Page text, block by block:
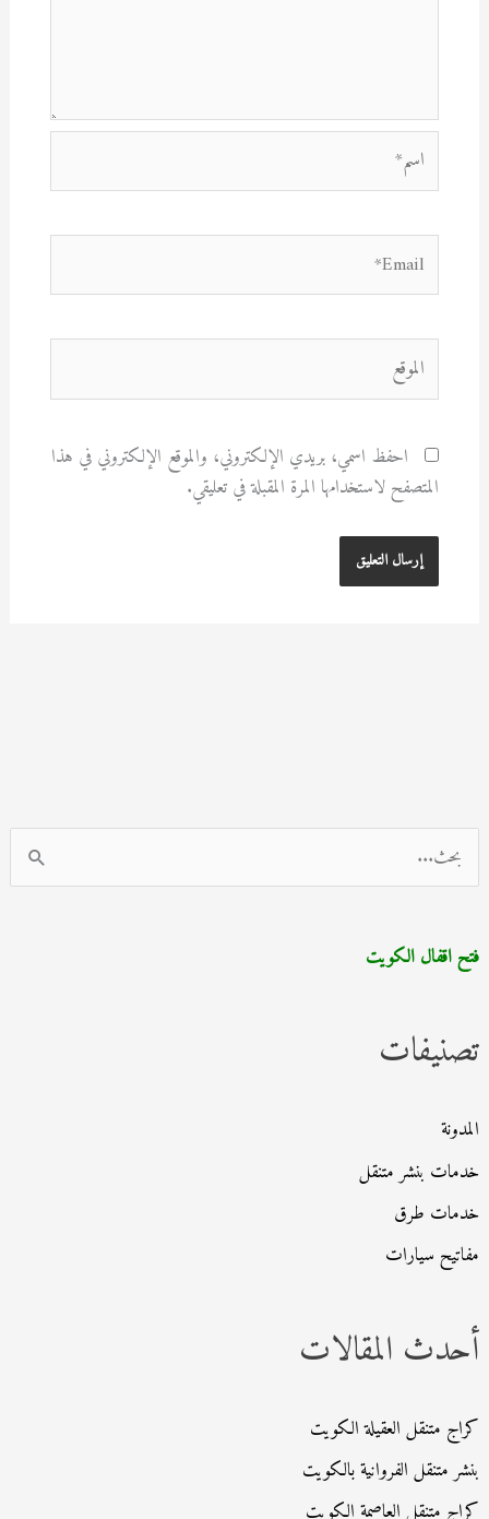
ل
ح
ع
:
فتح اقفال الكويت
تصنيفات
المدونة
خدمات بنشر متنقل
خدمات طرق
مفاتيح سيارات
أحدث المقالات
كراج متنقل العقيلة الكويت
بنشر متنقل الفروانية بالكويت
اسم*
الموقع
احفظ اسمي، بريدي الإلكتروني، والموقع الإلكتروني في هذا
المتصفح لاستخدامها المرة المقبلة في تعليقي.